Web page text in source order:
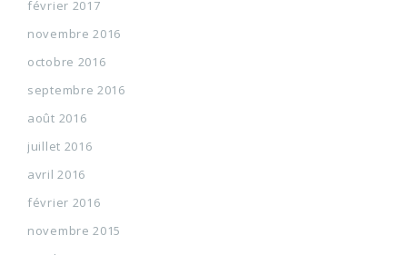
février 2017
novembre 2016
octobre 2016
septembre 2016
août 2016
juillet 2016
avril 2016
février 2016
novembre 2015